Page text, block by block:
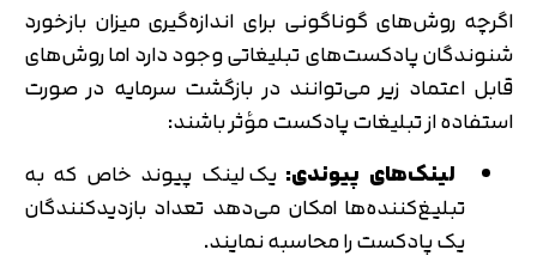
اگرچه روش‌های گوناگونی برای اندازه‌گیری میزان بازخورد
شنوندگان پادکست‌های تبلیغاتی وجود دارد اما روش‌های
قابل اعتماد زیر می‌توانند در بازگشت سرمایه در صورت
استفاده از تبلیغات پادکست مؤثر باشند:
لینک‌های پیوندی:یک لینک پیوند خاص که به
تبلیغ‌کننده‌ها امکان می‌دهد تعداد بازدیدکنندگان
یک پادکست را محاسبه نمایند.